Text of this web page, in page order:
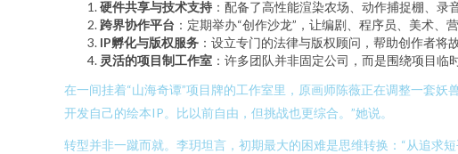
硬件共享与技术支持 ：配备了高性能渲染农场、动作捕捉棚、录
跨界协作平台 ：定期举办“创作沙龙”，让编剧、程序员、美术
IP孵化与版权服务 ：设立专门的法律与版权顾问，帮助创作者将
灵活的项目制工作室 ：许多团队并非固定公司，而是围绕项目
在一间挂着“山海奇谭”项目牌的工作室里，原画师陈薇正在调整一套
开发自己的绘本IP。比以前自由，但挑战也更综合。”她说。
转型并非一蹴而就。李玥坦言，初期最大的困难是思维转换：“从追求